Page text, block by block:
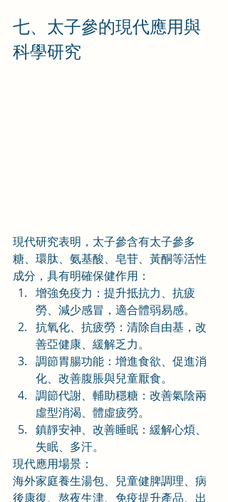
七、太子參的現代應用與
科學研究
現代研究表明，太子參含有太子參多
糖、環肽、氨基酸、皂苷、黃酮等活性
成分，具有明確保健作用：
增強免疫力：提升抵抗力、抗疲
勞、減少感冒，適合體弱易感。
抗氧化、抗疲勞：清除自由基，改
善亞健康、緩解乏力。
調節胃腸功能：增進食欲、促進消
化、改善腹脹與兒童厭食。
調節代謝、輔助穩糖：改善氣陰兩
虛型消渴、體虛疲勞。
鎮靜安神、改善睡眠：緩解心煩、
失眠、多汗。
現代應用場景：
海外家庭養生湯包、兒童健脾調理、病
後康復、熬夜生津、免疫提升產品、出